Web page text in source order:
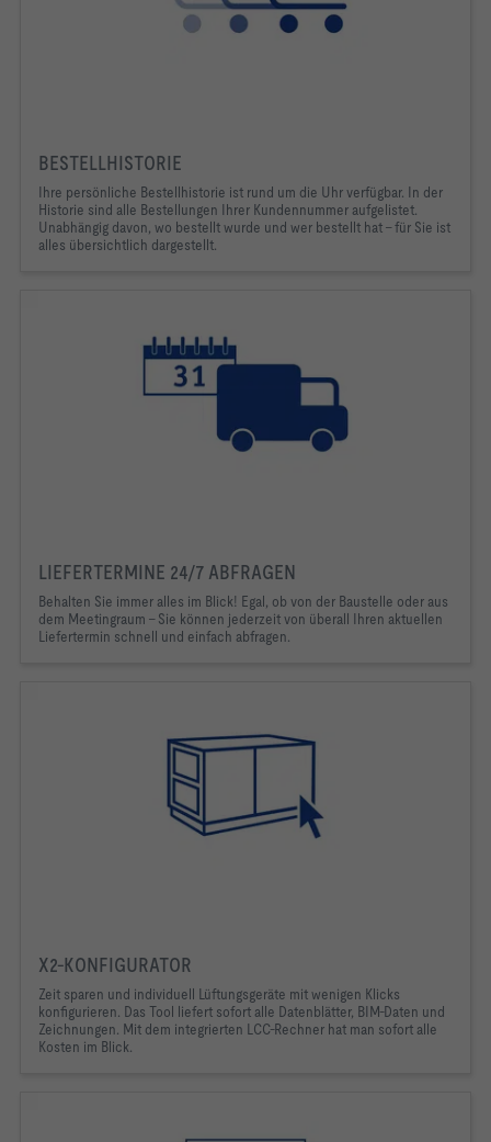
BESTELLHISTORIE
Ihre persönliche Bestellhistorie ist rund um die Uhr verfügbar. In der
Historie sind alle Bestellungen Ihrer Kundennummer aufgelistet.
Unabhängig davon, wo bestellt wurde und wer bestellt hat – für Sie ist
alles übersichtlich dargestellt.
LIEFERTERMINE 24/7 ABFRAGEN
Behalten Sie immer alles im Blick! Egal, ob von der Baustelle oder aus
dem Meetingraum – Sie können jederzeit von überall Ihren aktuellen
Liefertermin schnell und einfach abfragen.
X2-KONFIGURATOR
Zeit sparen und individuell Lüftungsgeräte mit wenigen Klicks
konfigurieren. Das Tool liefert sofort alle Datenblätter, BIM-Daten und
Zeichnungen. Mit dem integrierten LCC-Rechner hat man sofort alle
Kosten im Blick.